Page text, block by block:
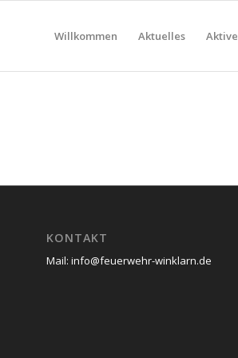
Willkommen Aktuelles Aktive
KONTAKT
Mail: info@feuerwehr-winklarn.de